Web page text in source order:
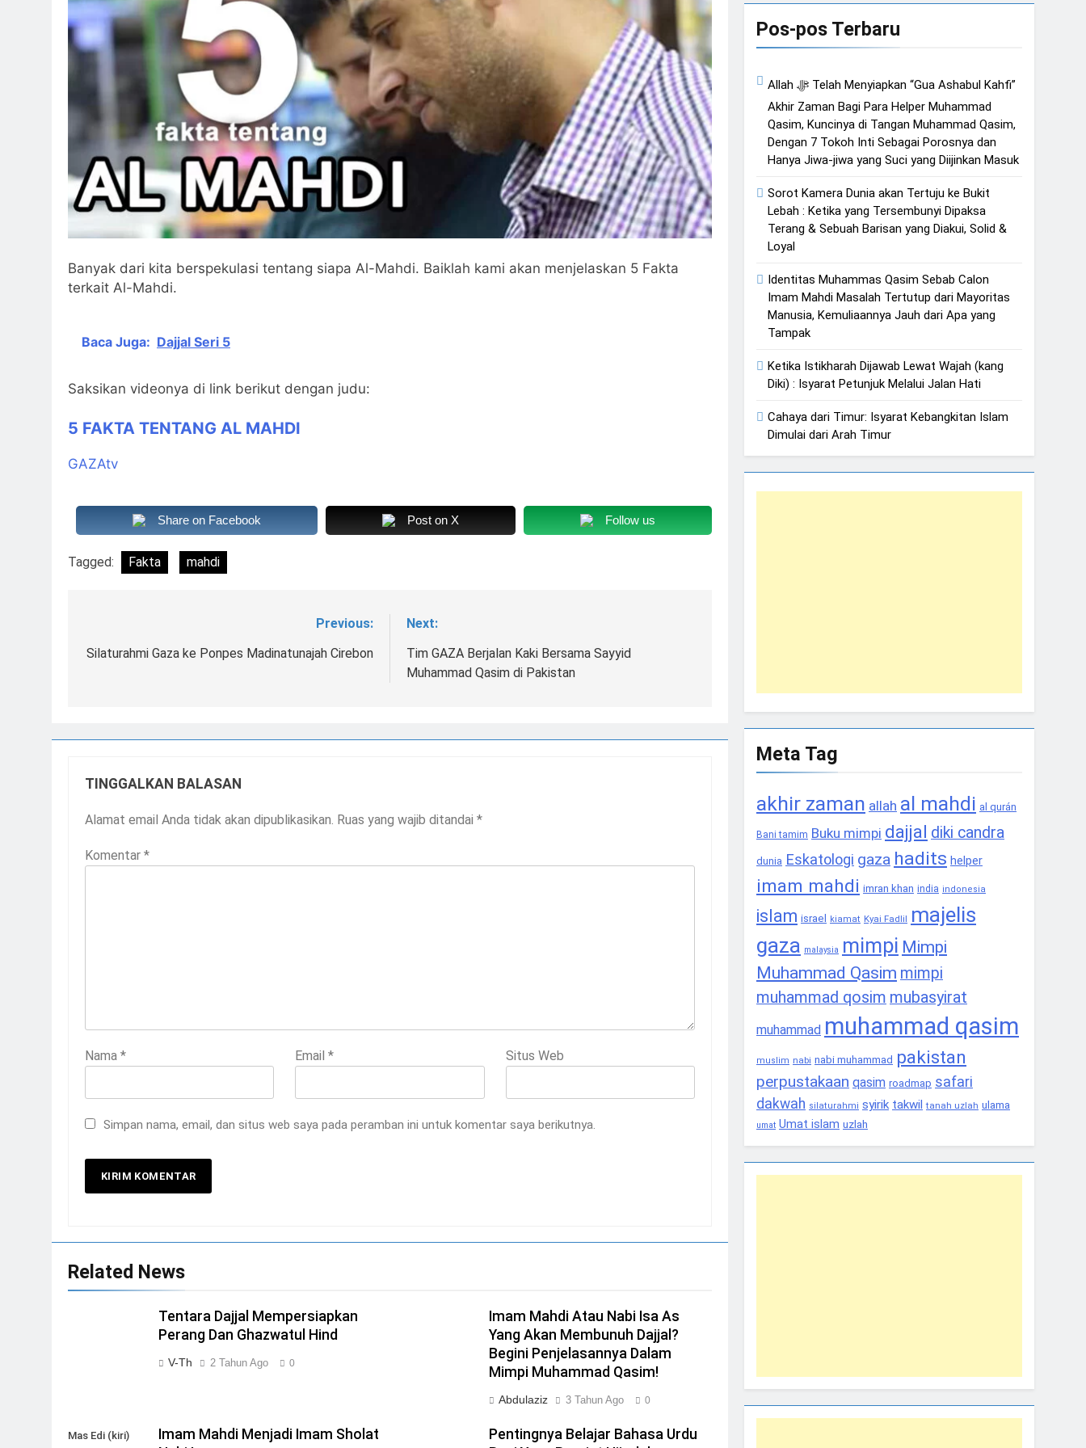
4 Hari Ago
Ujian Pangan : Isyarat untuk Percepatan Lumbung Pangan di Tanah Uzlah
Isyarat Bahwa Al- Mahdi Membutuhkan Estafet Perjuangan dari Para Pembantunya
4 Hari Ago
Banyak dari kita berspekulasi tentang siapa Al-Mahdi. Baiklah kami akan menjelaskan 5 Fakta
terkait Al-Mahdi.
Baca Juga: Dajjal Seri 5
Saksikan videonya di link berikut dengan judu:
5 FAKTA TENTANG AL MAHDI
GAZAtv
Share on Facebook Post on X Follow us
Tagged: Fakta mahdi
pos
Previous:
Silaturahmi Gaza ke Ponpes Madinatunajah Cirebon
Next:
Tim GAZA Berjalan Kaki Bersama Sayyid
Muhammad Qasim di Pakistan
TINGGALKAN BALASAN
Alamat email Anda tidak akan dipublikasikan. Ruas yang wajib ditandai *
Komentar *
Nama * Email* Situs Web
Simpan nama, email, dan situs web saya pada peramban ini untuk komentar saya berikutnya.
Related News
Tentara Dajjal Mempersiapkan
Perang Dan Ghazwatul Hind
V-Th 2 Tahun Ago 0
Imam Mahdi Atau Nabi Isa As
Yang Akan Membunuh Dajjal?
Begini Penjelasannya Dalam
Mimpi Muhammad Qasim!
Abdulaziz 3 Tahun Ago 0
Mas Edi (kiri)
Imam Mahdi Menjadi Imam Sholat
Pentingnya Belajar Bahasa Urdu
Pos-pos Terbaru
Allah ﷻ Telah Menyiapkan “Gua Ashabul Kahfi”
Akhir Zaman Bagi Para Helper Muhammad
Qasim, Kuncinya di Tangan Muhammad Qasim,
Dengan 7 Tokoh Inti Sebagai Porosnya dan
Hanya Jiwa-jiwa yang Suci yang Diijinkan Masuk
Sorot Kamera Dunia akan Tertuju ke Bukit
Lebah : Ketika yang Tersembunyi Dipaksa
Terang & Sebuah Barisan yang Diakui, Solid &
Loyal
Identitas Muhammas Qasim Sebab Calon
Imam Mahdi Masalah Tertutup dari Mayoritas
Manusia, Kemuliaannya Jauh dari Apa yang
Tampak
Ketika Istikharah Dijawab Lewat Wajah (kang
Diki) : Isyarat Petunjuk Melalui Jalan Hati
Cahaya dari Timur: Isyarat Kebangkitan Islam
Dimulai dari Arah Timur
Meta Tag
akhir zaman allah al mahdi al qurán
Bani tamim Buku mimpi dajjal diki candra
dunia Eskatologi gaza hadits helper
imam mahdi imran khan india indonesia
islam israel kiamat Kyai Fadlil majelis
gaza malaysia mimpi Mimpi
Muhammad Qasim mimpi
muhammad qosim mubasyirat
muhammad muhammad qasim
muslim nabi nabi muhammad pakistan
perpustakaan qasim roadmap safari
dakwah silaturahmi syirik takwil tanah uzlah ulama
umat Umat islam uzlah